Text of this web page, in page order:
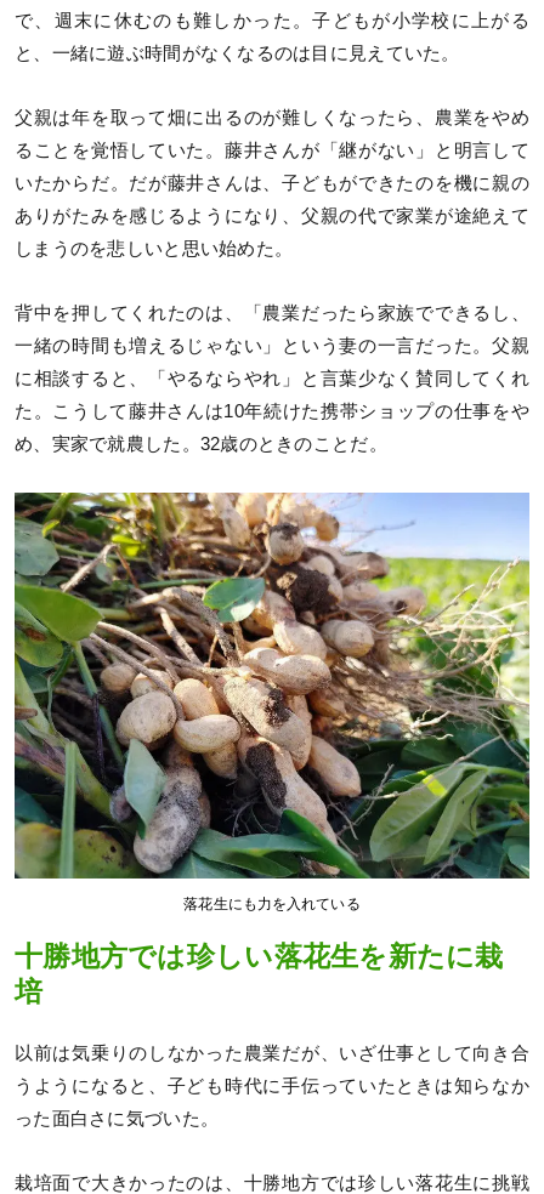
で、週末に休むのも難しかった。子どもが小学校に上がる
と、一緒に遊ぶ時間がなくなるのは目に見えていた。
父親は年を取って畑に出るのが難しくなったら、農業をやめ
ることを覚悟していた。藤井さんが「継がない」と明言して
いたからだ。だが藤井さんは、子どもができたのを機に親の
ありがたみを感じるようになり、父親の代で家業が途絶えて
しまうのを悲しいと思い始めた。
背中を押してくれたのは、「農業だったら家族でできるし、
一緒の時間も増えるじゃない」という妻の一言だった。父親
に相談すると、「やるならやれ」と言葉少なく賛同してくれ
た。こうして藤井さんは10年続けた携帯ショップの仕事をや
め、実家で就農した。32歳のときのことだ。
落花生にも力を入れている
十勝地方では珍しい落花生を新たに栽
培
以前は気乗りのしなかった農業だが、いざ仕事として向き合
うようになると、子ども時代に手伝っていたときは知らなか
った面白さに気づいた。
栽培面で大きかったのは、十勝地方では珍しい落花生に挑戦